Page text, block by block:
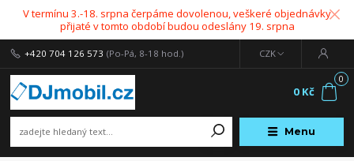
V termínu 3.-18. srpna čerpáme dovolenou, veškeré objednávky
přijaté v tomto období budou odeslány 19. srpna
Menu
CZK
+420 704 126 573 (Po-Pá, 8-18 hod.)
0
0 Kč